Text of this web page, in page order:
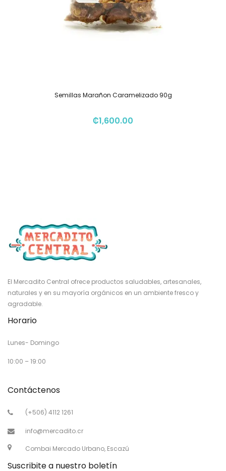
Semillas Marañon Caramelizado 90g
₡1,600.00
El Mercadito Central ofrece productos saludables, artesanales,
naturales y en su mayoría orgánicos en un ambiente fresco y
agradable.
Horario
Lunes- Domingo
10:00 – 19:00
Contáctenos
(+506) 4112 1261
info@mercadito.cr
Combai Mercado Urbano, Escazú
Suscribite a nuestro boletín